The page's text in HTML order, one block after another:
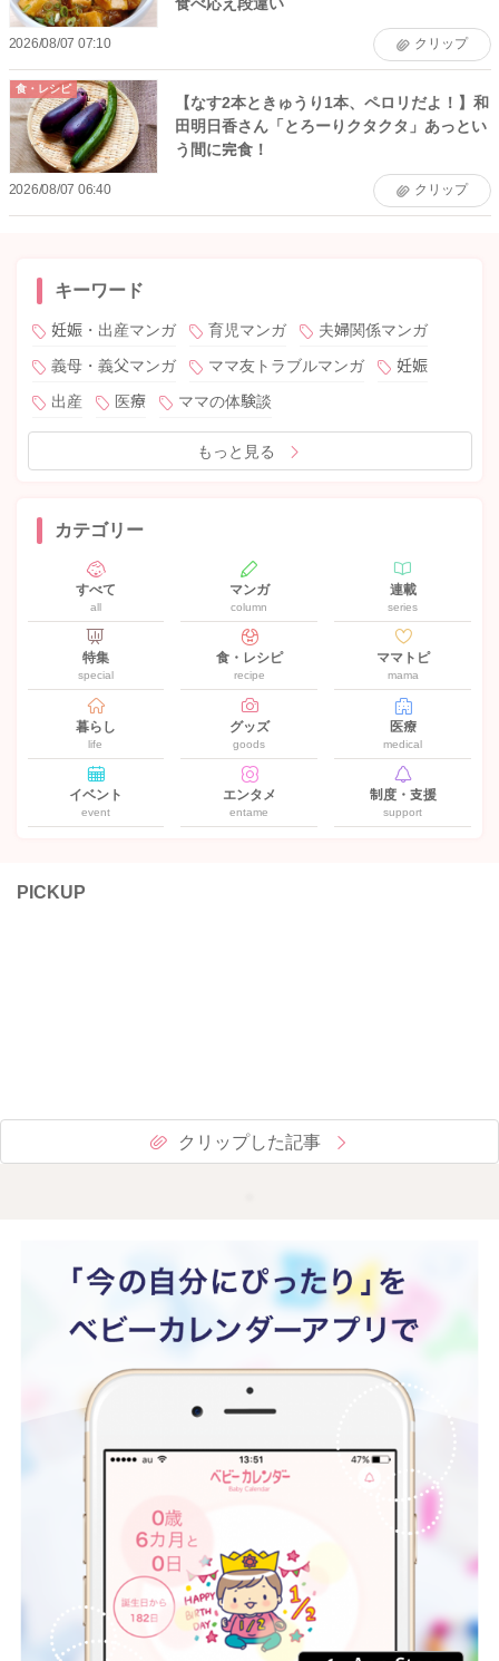
2026/08/07 07:10 クリップ
食・レシピ
【なす2本ときゅうり1本、ペロリだよ！】和
田明日香さん「とろーりクタクタ」あっとい
う間に完食！
2026/08/07 06:40 クリップ
キーワード
妊娠・出産マンガ 育児マンガ
夫婦関係マンガ
義母・義父マンガ
ママ友トラブルマンガ
妊娠
出産
医療 ママの体験談
もっと見る
カテゴリー
すべて
all
マンガ
column
連載
series
特集
special
食・レシピ
recipe
ママトピ
mama
暮らし
life
グッズ
goods
医療
medical
イベント
event
エンタメ
entame
制度・支援
support
PICKUP
クリップした記事